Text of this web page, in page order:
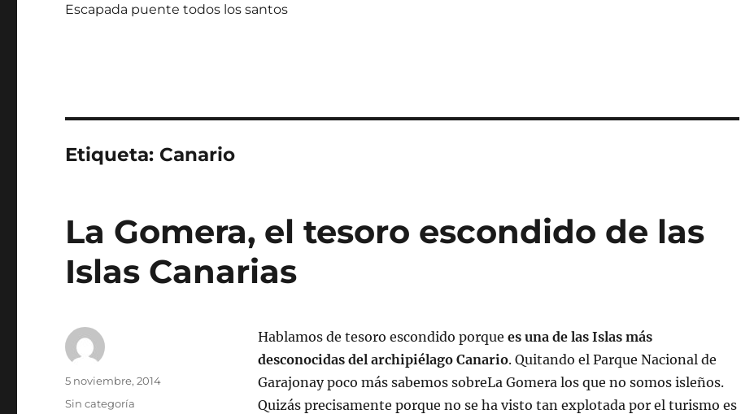
Escapada puente todos los santos
Etiqueta: Canario
La Gomera, el tesoro escondido de las
Islas Canarias
Hablamos de tesoro escondido porque es una de las Islas más
desconocidas del archipiélago Canario. Quitando el Parque Nacional de
Garajonay poco más sabemos sobreLa Gomera los que no somos isleños.
Quizás precisamente porque no se ha visto tan explotada por el turismo es
Autor
Publicado
el
5 noviembre, 2014
Categorías
Sin categoría